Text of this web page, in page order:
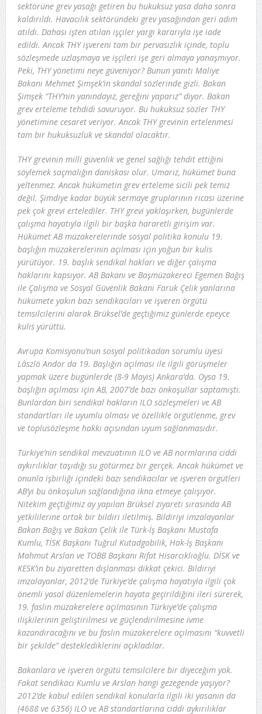
sektörüne grev yasağı getiren bu hukuksuz yasa daha sonra
kaldırıldı. Havacılık sektöründeki grev yasağından geri adım
atıldı. Dahası işten atılan işçiler yargı kararıyla işe iade
edildi. Ancak THY işvereni tam bir pervasızlık içinde, toplu
sözleşmede uzlaşmaya ve işçileri işe geri almaya yanaşmıyor.
Peki, THY yönetimi neye güveniyor? Bunun yanıtı Maliye
Bakanı Mehmet Şimşek’in skandal sözlerinde gizli. Bakan
Şimşek “THY’nin yanındayız, gereğini yaparız” diyor. Bakan
grev erteleme tehdidi savuruyor. Bu hukuksuz sözler THY
yönetimine cesaret veriyor. Ancak THY grevinin ertelenmesi
tam bir hukuksuzluk ve skandal olacaktır.
THY grevinin milli güvenlik ve genel sağlığı tehdit ettiğini
söylemek saçmalığın daniskası olur. Umarız, hükümet buna
yeltenmez. Ancak hükümetin grev erteleme sicili pek temiz
değil. Şimdiye kadar büyük sermaye gruplarının ricası üzerine
pek çok grevi ertelediler. THY grevi yaklaşırken, bugünlerde
çalışma hayatıyla ilgili bir başka hararetli girişim var.
Hükümet AB müzakerelerinde sosyal politika konulu 19.
başlığın müzakerelerinin açılması için yoğun bir kulis
yürütüyor. 19. başlık sendikal hakları ve diğer çalışma
haklarını kapsıyor. AB Bakanı ve Başmüzakereci Egemen Bağış
ile Çalışma ve Sosyal Güvenlik Bakanı Faruk Çelik yanlarına
hükümete yakın bazı sendikacıları ve işveren örgütü
temsilcilerini alarak Brüksel’de geçtiğimiz günlerde epeyce
kulis yürüttü.
Avrupa Komisyonu’nun sosyal politikadan sorumlu üyesi
Lâszlö Andor da 19. Başlığın açılması ile ilgili görüşmeler
yapmak üzere bugünlerde (8-9 Mayıs) Ankara’da. Oysa 19.
başlığın açılması için AB, 2007’de bazı önkoşullar saptamıştı.
Bunlardan biri sendikal hakların ILO sözleşmeleri ve AB
standartları ile uyumlu olması ve özellikle örgütlenme, grev
ve toplusözleşme hakkı açısından uyum sağlanmasıdır.
Türkiye’nin sendikal mevzuatının ILO ve AB normlarına ciddi
aykırılıklar taşıdığı su götürmez bir gerçek. Ancak hükümet ve
onunla işbirliği içindeki bazı sendikacılar ve işveren örgütleri
AB’yi bu önkoşulun sağlandığına ikna etmeye çalışıyor.
Nitekim geçtiğimiz ay yapılan Brüksel ziyareti sırasında AB
yetkililerine ortak bir bildiri iletilmiş. Bildiriyi imzalayanlar
Bakan Bağış ve Bakan Çelik ile Türk-İş Başkanı Mustafa
Kumlu, TİSK Başkanı Tuğrul Kutadgobilik, Hak-İş Başkanı
Mahmut Arslan ve TOBB Başkanı Rifat Hisarcıklıoğlu. DİSK ve
KESK’in bu ziyaretten dışlanması dikkat çekici. Bildiriyi
imzalayanlar, 2012’de Türkiye’de çalışma hayatıyla ilgili çok
önemli yasal düzenlemelerin hayata geçirildiğini ileri sürerek,
19. faslın müzakerelere açılmasının Türkiye’de çalışma
ilişkilerinin geliştirilmesi ve güçlendirilmesine ivme
kazandıracağını ve bu faslın müzakerelere açılmasını “kuvvetli
bir şekilde” desteklediklerini açıkladılar.
Bakanlara ve işveren örgütü temsilcilere bir diyeceğim yok.
Fakat sendikacı Kumlu ve Arslan hangi gezegende yaşıyor?
2012’de kabul edilen sendikal konularla ilgili iki yasanın da
(4688 ve 6356) ILO ve AB standartlarına ciddi aykırılıklar